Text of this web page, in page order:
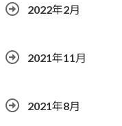
2022年2月
2021年11月
2021年8月